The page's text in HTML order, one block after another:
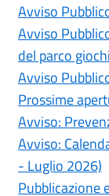
Avviso
Avviso
del parco
Avviso
Prossime
Avviso:
Avviso:
- Luglio 2026)
Pubblicazione